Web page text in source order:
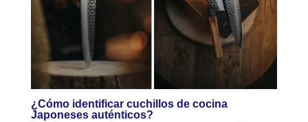
¿Cómo identificar cuchillos de cocina
Japoneses auténticos?